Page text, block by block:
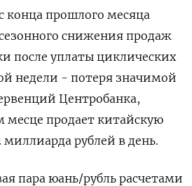
конца прошлого месяца
снижения продаж
после уплаты циклических
недели - потеря значимой
Центробанка,
месце продает китайскую
миллиарда рублей в день.
пара юань/рубль расчетами